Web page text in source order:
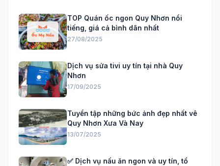
TOP Quán ốc ngon Quy Nhơn nổi
tiếng, giá cả bình dân nhất
27/08/2025
Dịch vụ sửa tivi uy tín tại nhà Quy
Nhơn
17/09/2025
Tuyển tập những bức ảnh đẹp nhất vê
Quy Nhơn Xưa Và Nay
13/07/2025
✅ Dịch vụ nấu ăn ngon và uy tín, tổ